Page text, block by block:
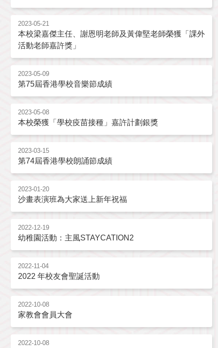
2023-05-21
本校梁嘉傑主任、謝恩明老師及黃偉堅老師榮獲「課外
活動老師嘉許獎」
2023-05-09
第75屆香港學校音樂節成績
2023-05-08
本校榮獲「學校疫苗接種」嘉許計劃銀獎
2023-03-15
第74屆香港學校朗誦節成績
2023-01-20
沙畫表演班為大家送上新年祝福
2022-12-19
幼稚園活動：主風STAYCATION2
2022-11-04
2022 年校友會聖誕活動
2022-10-08
家教會會員大會
2022-10-08